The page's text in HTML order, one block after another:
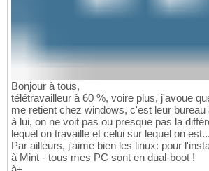
Bonjour à tous,
télétravailleur à 60 %, voire plus, j'avoue
me retient chez windows, c'est leur
à lui, on ne voit pas ou presque pas la
lequel on travaille et celui sur lequel on
Par ailleurs, j'aime bien les linux: pour
à Mint - tous mes PC sont en dual-boot !